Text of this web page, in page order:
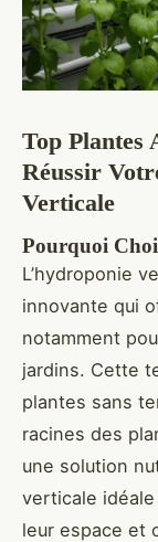
Top Plantes
Réussir
Verticale
Pourquoi
L’hydroponie
innovante qui
notamment
jardins. Cette
plantes sans
racines des
une solution
verticale
leur espace et